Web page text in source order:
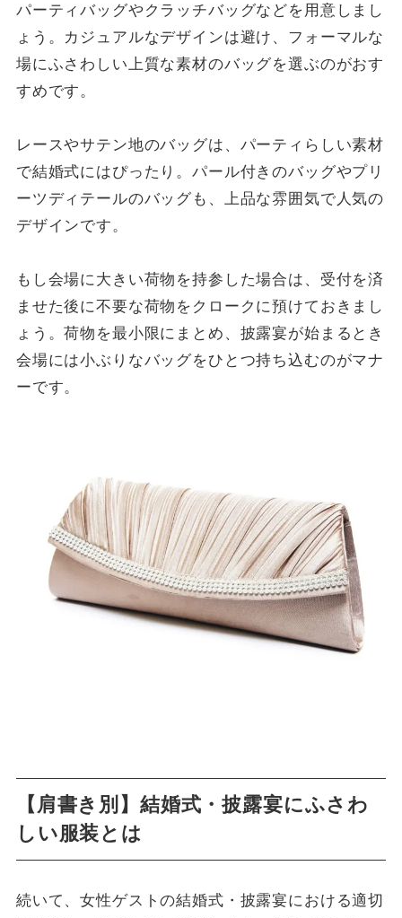
パーティバッグやクラッチバッグなどを用意しまし
ょう。カジュアルなデザインは避け、フォーマルな
場にふさわしい上質な素材のバッグを選ぶのがおす
すめです。
レースやサテン地のバッグは、パーティらしい素材
で結婚式にはぴったり。パール付きのバッグやプリ
ーツディテールのバッグも、上品な雰囲気で人気の
デザインです。
もし会場に大きい荷物を持参した場合は、受付を済
ませた後に不要な荷物をクロークに預けておきまし
ょう。荷物を最小限にまとめ、披露宴が始まるとき
会場には小ぶりなバッグをひとつ持ち込むのがマナ
ーです。
【肩書き別】結婚式・披露宴にふさわ
しい服装とは
続いて、女性ゲストの結婚式・披露宴における適切